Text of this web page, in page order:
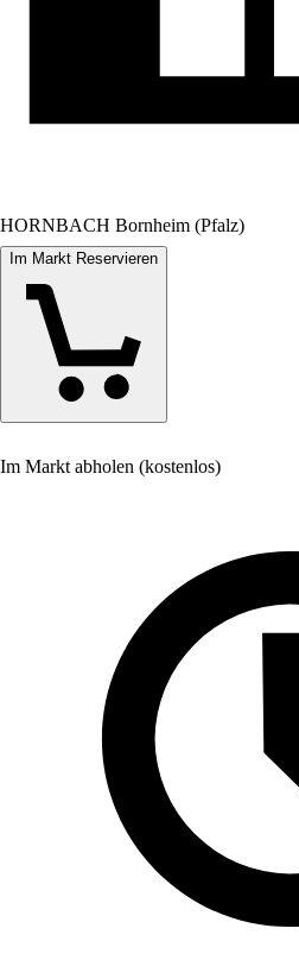
HORNBACH Bornheim (Pfalz)
Im Markt Reservieren
Im Markt abholen (kostenlos)